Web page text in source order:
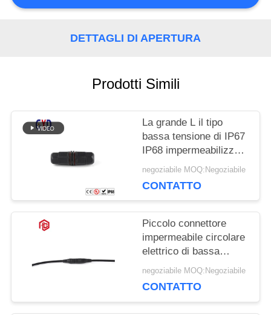
DETTAGLI DI APERTURA
Prodotti Simili
La grande L il tipo
bassa tensione di IP67
IP68 impermeabilizza il
connettore 2 Pin 3 4
negoziabile MOQ:Negoziabile
CONTATTO
Piccolo connettore
impermeabile circolare
elettrico di bassa
tensione M6
negoziabile MOQ:Negoziabile
CONTATTO